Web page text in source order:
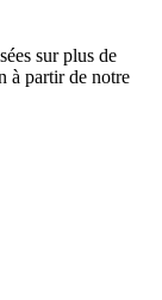
sur plus de
à partir de notre